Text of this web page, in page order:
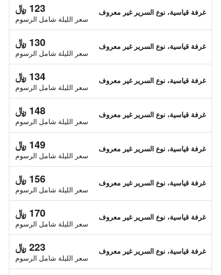
غرفة قياسية، نوع السرير غير معروف 123 ﷼
سعر الليلة شامل الرسوم
غرفة قياسية، نوع السرير غير معروف 130 ﷼
سعر الليلة شامل الرسوم
غرفة قياسية، نوع السرير غير معروف 134 ﷼
سعر الليلة شامل الرسوم
غرفة قياسية، نوع السرير غير معروف 148 ﷼
سعر الليلة شامل الرسوم
غرفة قياسية، نوع السرير غير معروف 149 ﷼
سعر الليلة شامل الرسوم
غرفة قياسية، نوع السرير غير معروف 156 ﷼
سعر الليلة شامل الرسوم
غرفة قياسية، نوع السرير غير معروف 170 ﷼
سعر الليلة شامل الرسوم
غرفة قياسية، نوع السرير غير معروف 223 ﷼
سعر الليلة شامل الرسوم